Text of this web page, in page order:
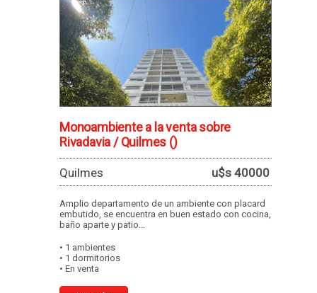
Monoambiente a la venta sobre
Rivadavia / Quilmes ()
Quilmes u$s 40000
Amplio departamento de un ambiente con placard
embutido, se encuentra en buen estado con cocina,
baño aparte y patio...
• 1 ambientes
• 1 dormitorios
• En venta